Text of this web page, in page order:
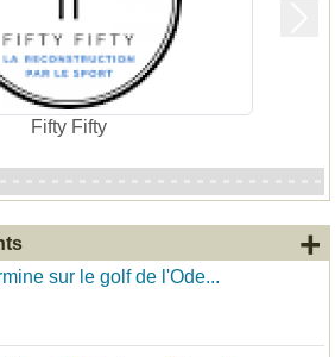
Fifty Fifty
sur le golf de l'Ode...
+